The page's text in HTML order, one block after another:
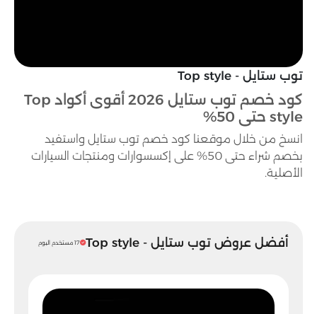
توب ستايل - Top style
كود خصم توب ستايل 2026 أقوى أكواد Top
style حتى 50%
انسخ من خلال موقعنا كود خصم توب ستايل واستفيد
بخصم شراء حتى 50% على إكسسوارات ومنتجات السيارات
الأصلية.
أفضل عروض توب ستايل - Top style 17 مستخدم اليوم